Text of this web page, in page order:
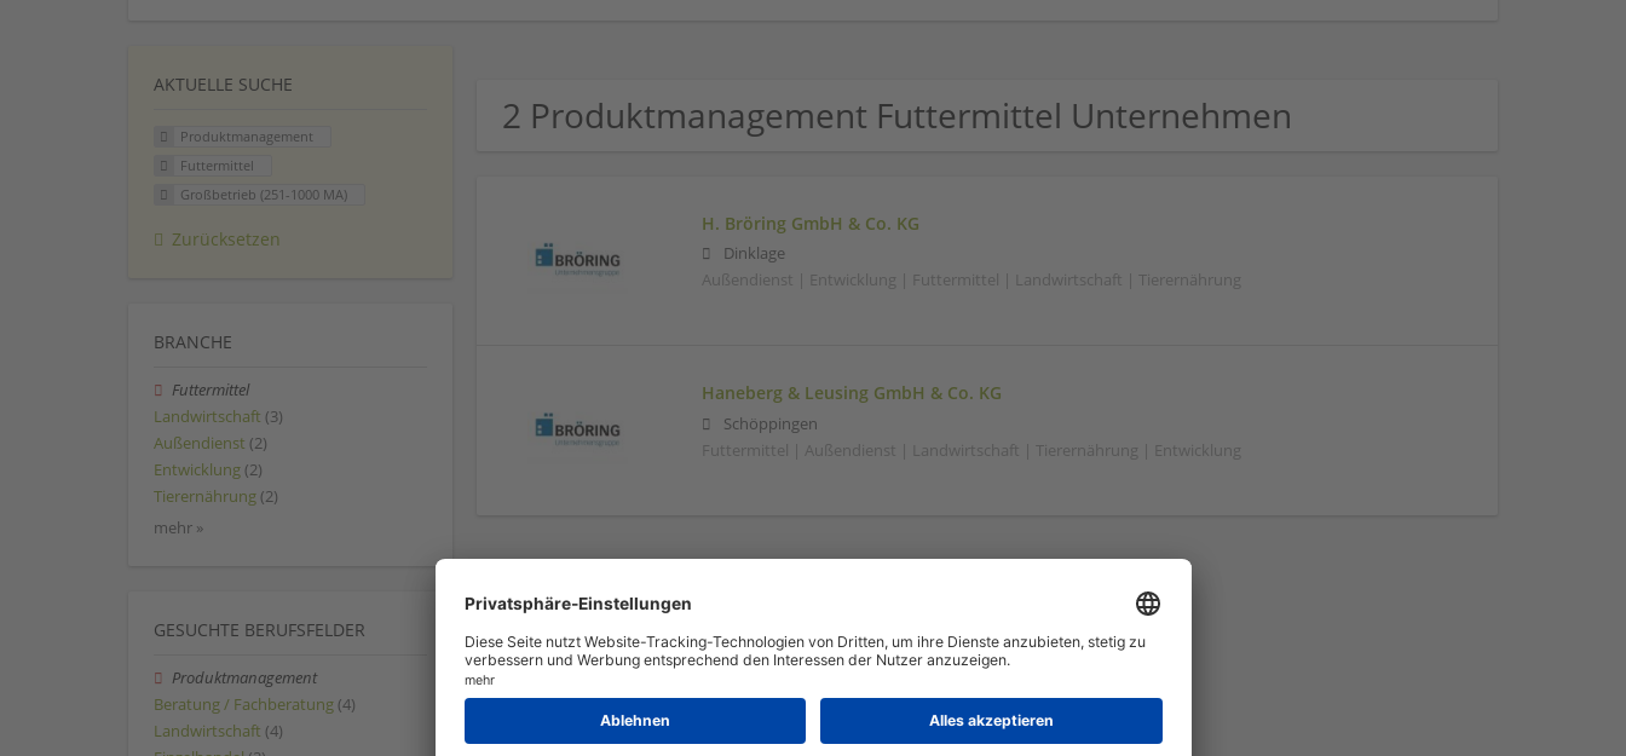
2 Produktmanagement Futtermittel Unternehmen
H. Bröring GmbH & Co. KG
Dinklage
Außendienst | Entwicklung | Futtermittel | Landwirtschaft | Tierernährung
Haneberg & Leusing GmbH & Co. KG
Schöppingen
Futtermittel | Außendienst | Landwirtschaft | Tierernährung | Entwicklung
AKTUELLE SUCHE
Produktmanagement
Futtermittel
Großbetrieb (251-1000 MA)
Zurücksetzen
BRANCHE
Futtermittel
Landwirtschaft (3)
Außendienst (2)
Entwicklung (2)
Tierernährung (2)
mehr »
GESUCHTE BERUFSFELDER
Produktmanagement
Beratung / Fachberatung (4)
Landwirtschaft (4)